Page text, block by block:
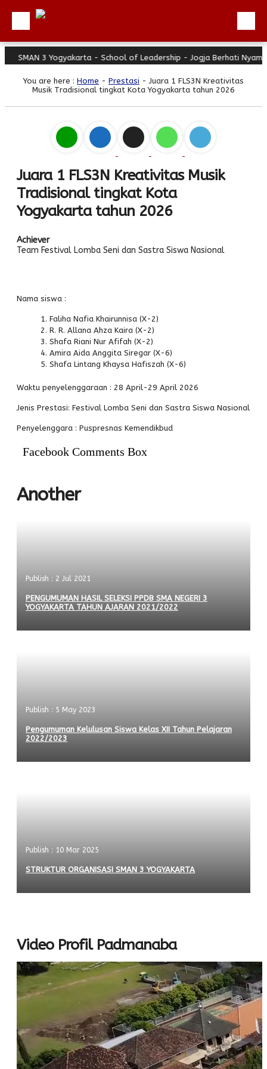
Beranda
Profil
Direktori
Keunggulan
Download
Hubungi Kami
Link Referensi
Alumni
3 Yogyakarta - School of Leadership - Jogja Berhati Nyaman
You are here : Home - Prestasi - Juara 1 FLS3N Kreativitas
Musik Tradisional tingkat Kota Yogyakarta tahun 2026
Juara 1 FLS3N Kreativitas Musik
Tradisional tingkat Kota
Yogyakarta tahun 2026
Achiever
Team Festival Lomba Seni dan Sastra Siswa Nasional
Nama siswa :
Faliha Nafia Khairunnisa (X-2)
R. R. Allana Ahza Kaira (X-2)
Shafa Riani Nur Afifah (X-2)
Amira Aida Anggita Siregar (X-6)
Shafa Lintang Khaysa Hafiszah (X-6)
Waktu penyelenggaraan : 28 April-29 April 2026
Jenis Prestasi: Festival Lomba Seni dan Sastra Siswa Nasional
Penyelenggara : Puspresnas Kemendikbud
Facebook Comments Box
Another
Publish : 2 Jul 2021
PENGUMUMAN HASIL SELEKSI PPDB SMA NEGERI 3
YOGYAKARTA TAHUN AJARAN 2021/2022
Publish : 5 May 2023
Pengumuman Kelulusan Siswa Kelas XII Tahun Pelajaran
2022/2023
Publish : 10 Mar 2025
STRUKTUR ORGANISASI SMAN 3 YOGYAKARTA
Video Profil Padmanaba